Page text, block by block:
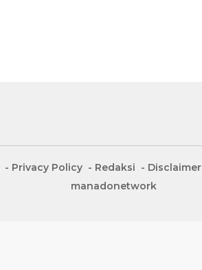
Privacy Policy Redaksi Disclaimer
manadonetwork